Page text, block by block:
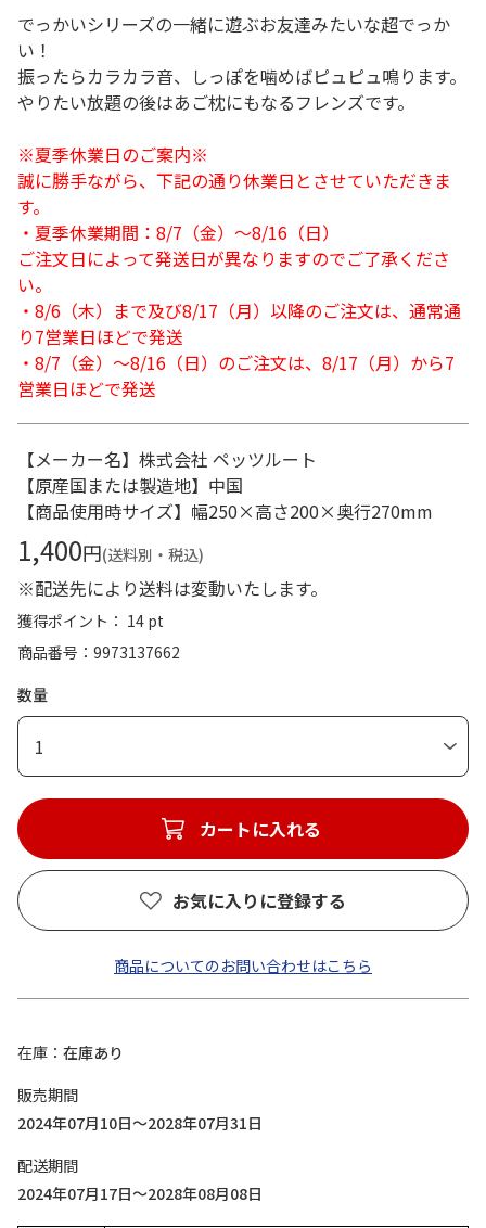
でっかいシリーズの一緒に遊ぶお友達みたいな超でっか
い！
振ったらカラカラ音、しっぽを噛めばピュピュ鳴ります。
やりたい放題の後はあご枕にもなるフレンズです。
※夏季休業日のご案内※
誠に勝手ながら、下記の通り休業日とさせていただきま
す。
・夏季休業期間：8/7（金）～8/16（日）
ご注文日によって発送日が異なりますのでご了承くださ
い。
・8/6（木）まで及び8/17（月）以降のご注文は、通常通
り7営業日ほどで発送
・8/7（金）～8/16（日）のご注文は、8/17（月）から7
営業日ほどで発送
【メーカー名】株式会社 ペッツルート
【原産国または製造地】中国
【商品使用時サイズ】幅250×高さ200×奥行270mm
1,400円(送料別・税込)
※配送先により送料は変動いたします。
獲得ポイント： 14 pt
商品番号
9973137662
数量
1
カートに入れる
お気に入りに登録する
商品についてのお問い合わせはこちら
在庫
在庫あり
販売期間
2024年07月10日～2028年07月31日
配送期間
2024年07月17日～2028年08月08日